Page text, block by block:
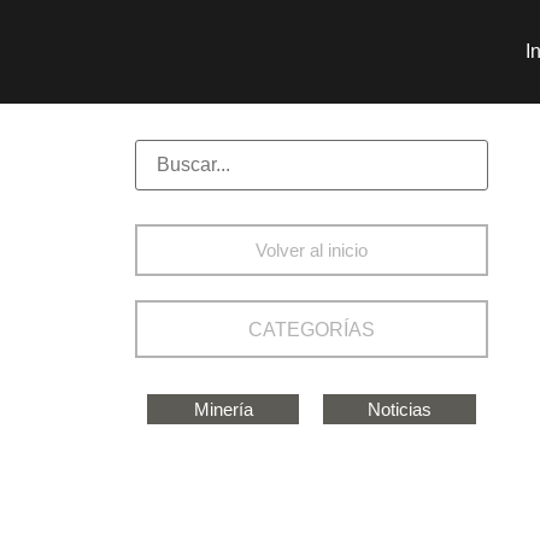
Volver al inicio
CATEGORÍAS
Minería Noticias